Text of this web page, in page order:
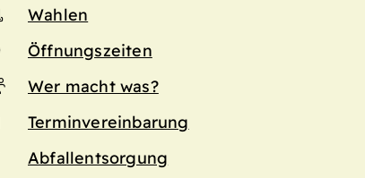
Wahlen
Öffnungszeiten
Wer macht was?
Terminvereinbarung
Abfallentsorgung